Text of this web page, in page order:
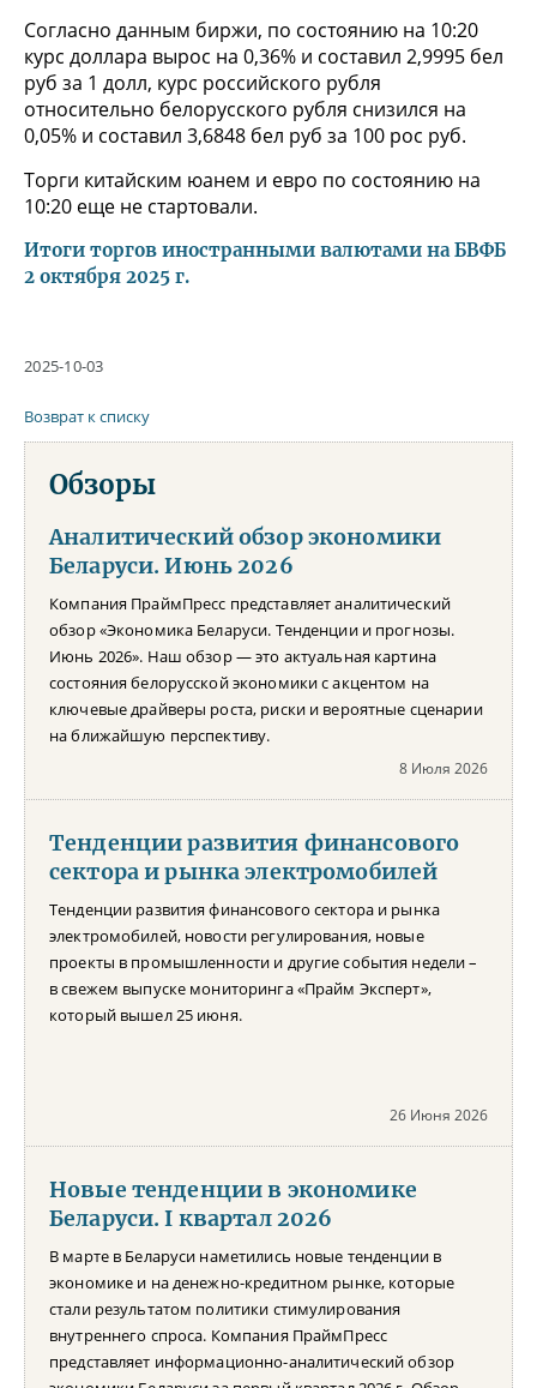
Согласно данным биржи, по состоянию на 10:20
курс доллара вырос на 0,36% и составил 2,9995 бел
руб за 1 долл, курс российского рубля
относительно белорусского рубля снизился на
0,05% и составил 3,6848 бел руб за 100 рос руб.
Торги китайским юанем и евро по состоянию на
10:20 еще не стартовали.
Итоги торгов иностранными валютами на БВФБ
2 октября 2025 г.
2025-10-03
Возврат к списку
Обзоры
Аналитический обзор экономики
Беларуси. Июнь 2026
Компания ПраймПресс представляет аналитический
обзор «Экономика Беларуси. Тенденции и прогнозы.
Июнь 2026». Наш обзор — это актуальная картина
состояния белорусской экономики с акцентом на
ключевые драйверы роста, риски и вероятные сценарии
на ближайшую перспективу.
8 Июля 2026
Тенденции развития финансового
сектора и рынка электромобилей
Тенденции развития финансового сектора и рынка
электромобилей, новости регулирования, новые
проекты в промышленности и другие события недели –
в свежем выпуске мониторинга «Прайм Эксперт»,
который вышел 25 июня.
26 Июня 2026
Новые тенденции в экономике
Беларуси. I квартал 2026
В марте в Беларуси наметились новые тенденции в
экономике и на денежно-кредитном рынке, которые
стали результатом политики стимулирования
внутреннего спроса. Компания ПраймПресс
представляет информационно-аналитический обзор